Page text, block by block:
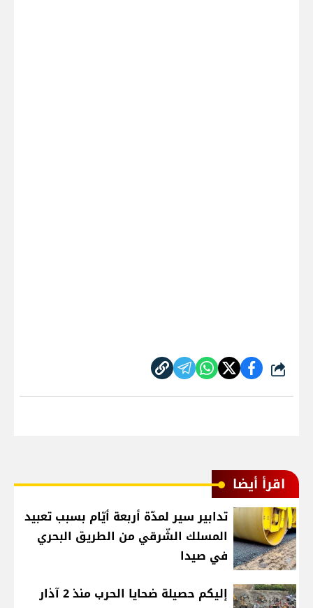
شارك
اقرأ أيضا
تدابير سير لمدّة أربعة أيّام بسبب تعبيد
المسلك الشّرقي من الطريق البحري
في صيدا
إليكم حصيلة ضحايا الحرب منذ 2 آذار